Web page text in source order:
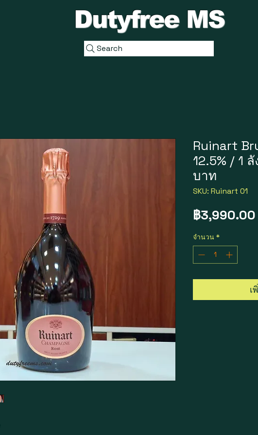
Dutyfree MS
Search
Ruinart
12.5% / 1
บาท
SKU: Ruinart 01
฿3,990.00
จำนวน *
เ